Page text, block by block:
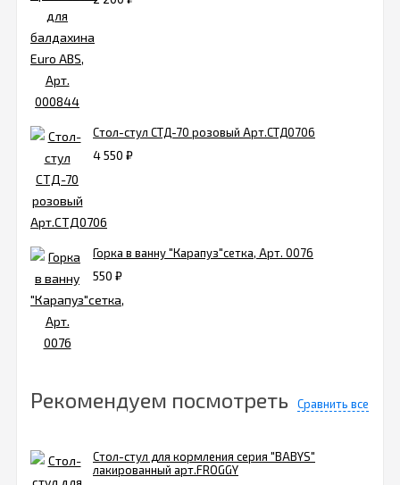
Стол-стул СТД-70 розовый Арт.СТД0706
4 550 ₽
Горка в ванну "Карапуз"сетка, Арт. 0076
550 ₽
Рекомендуем посмотреть Сравнить все
Стол-стул для кормления серия "BABYS"
лакированный арт.FROGGY